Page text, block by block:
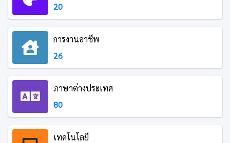
20
การงานอาชีพ
26
ภาษาต่างประเทศ
80
เทคโนโลยี